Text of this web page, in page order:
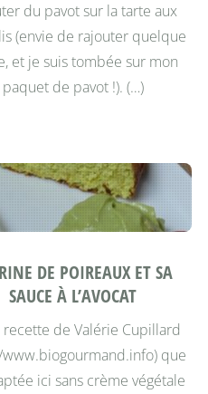
du pavot sur la tarte aux
(envie de rajouter quelque
et je suis tombée sur mon
paquet de pavot !). (…)
DE POIREAUX ET SA
SAUCE À L’AVOCAT
recette de Valérie Cupillard
que
ici sans crème végétale